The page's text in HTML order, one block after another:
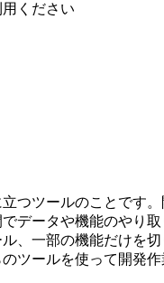
ください
つツールのことです
データや機能のやり
、一部の機能だけを
ツールを使って開発作